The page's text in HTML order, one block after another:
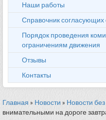
Наши работы
Справочник согласующих
Порядок проведения
ограничениям движения
Отзывы
Контакты
Главная » Новости » Новости
внимательными на дороге